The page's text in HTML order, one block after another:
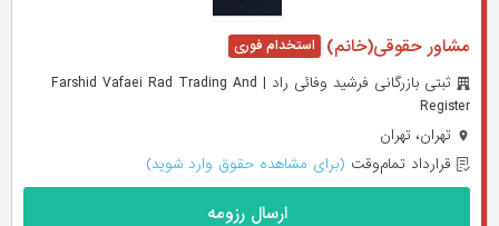
مشاور حقوقی(خانم)
ثبتی بازرگانی فرشید وفائی راد | Farshid Vafaei Rad Trading And
Register
تهران، تهران
قرارداد تمام‌وقت (برای مشاهده حقوق وارد شوید)
ارسال رزومه